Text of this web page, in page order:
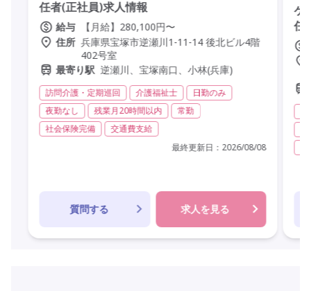
任者(正社員)求人情報
給与
【月給】280,100円〜
住所 兵庫県宝塚市逆瀬川1-11-14 後北ビル4階
402号室
最寄り駅 逆瀬川、宝塚南口、小林(兵庫)
訪問介護・定期巡回 介護福祉士
日勤のみ
夜勤なし
残業月20時間以内
常勤
社会保険完備
交通費支給
最終更新日： 2026/08/08
質問する 求人を見る
ケ
任